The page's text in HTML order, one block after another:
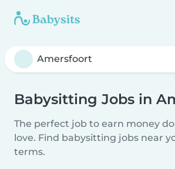
Babysitting Jobs in
The perfect job to earn money
love. Find babysitting jobs near
terms.